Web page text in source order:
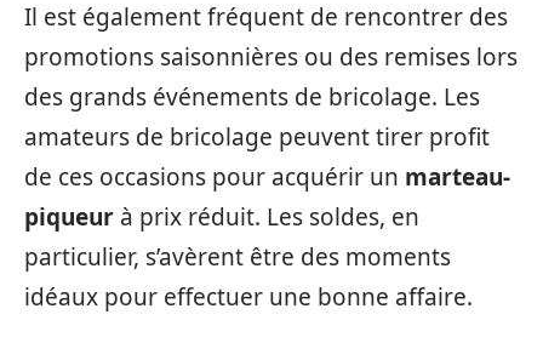
Il est également fréquent de rencontrer des
promotions saisonnières ou des remises lors
des grands événements de bricolage. Les
amateurs de bricolage peuvent tirer profit
de ces occasions pour acquérir un marteau-
piqueur à prix réduit. Les soldes, en
particulier, s’avèrent être des moments
idéaux pour effectuer une bonne affaire.